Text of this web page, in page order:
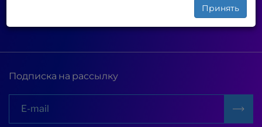
Принять
Подписка на рассылку